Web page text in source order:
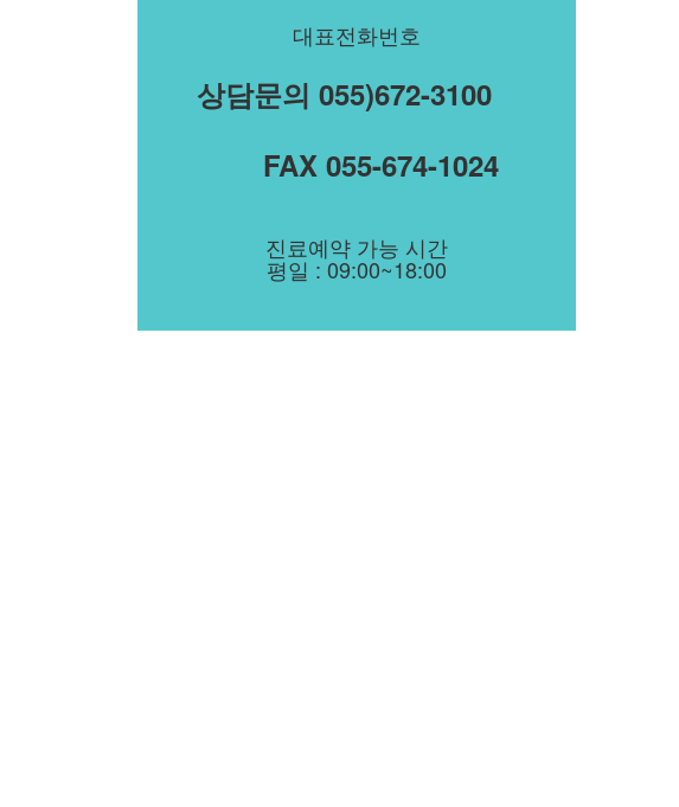
대표전화번호
상담문의 055)672-3100
FAX 055-674-1024
진료예약 가능 시간
평일 : 09:00~18:00